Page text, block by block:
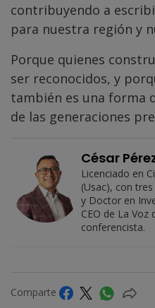
contribuyendo a
para nuestra región y
Porque quienes
ser reconocidos, y
también es una forma
de las generaciones
César
Licenciado en
(Usac), con
y Doctor en
CEO de La
conferencista.
Comparte